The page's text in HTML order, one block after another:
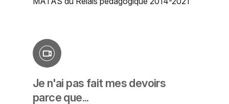
Je n'ai pas fait mes devoirs
parce que...